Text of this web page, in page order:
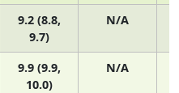
9.2 (8.8,
9.7)
N/A
9.9 (9.9,
10.0)
N/A